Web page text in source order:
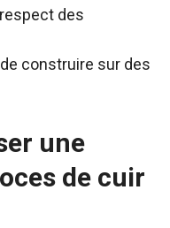
des
construire sur des
une
de cuir